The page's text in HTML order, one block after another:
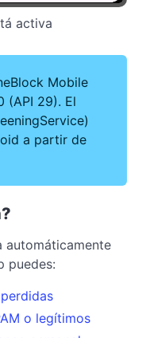
activa
Mobile
(API 29). El
a partir de
automáticamente
puedes:
o legítimos